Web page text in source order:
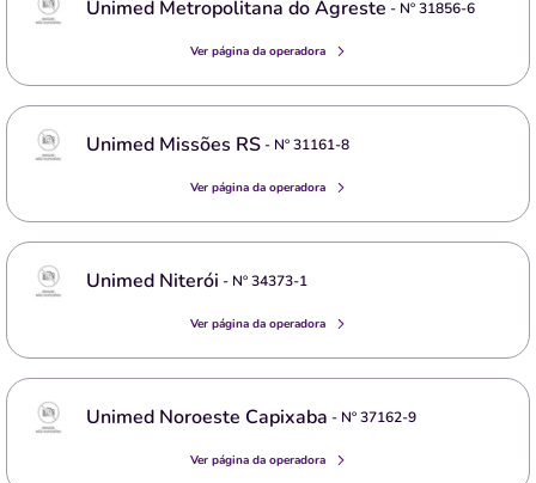
Unimed Metropolitana do Agreste - Nº31856-6
Ver página da operadora
Unimed Missões RS- Nº31161-8
Ver página da operadora
Unimed Niterói - Nº34373-1
Ver página da operadora
Unimed Noroeste Capixaba - Nº37162-9
Ver página da operadora